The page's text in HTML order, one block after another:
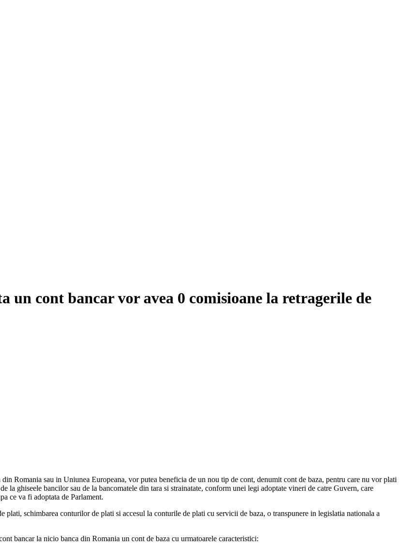
un cont bancar vor avea 0 comisioane la retragerile de
Romania sau in Uniunea Europeana, vor putea beneficia de un nou tip de cont, denumit cont de baza, pentru care nu vor plati
la ghiseele bancilor sau de la bancomatele din tara si strainatate, conform unei legi adoptate vineri de catre Guvern, care
ce va fi adoptata de Parlament.
schimbarea conturilor de plati si accesul la conturile de plati cu servicii de baza, o transpunere in legislatia nationala a
bancar la nicio banca din Romania un cont de baza cu urmatoarele caracteristici: